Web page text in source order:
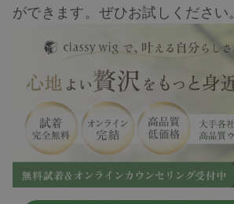
ができます。ぜひお試しください。